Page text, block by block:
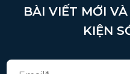
BÀI VIẾT MỚI
KIỆN